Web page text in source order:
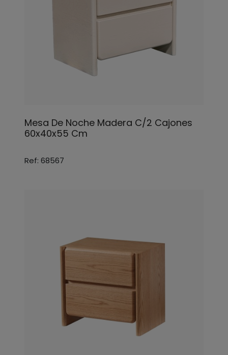
Mesa De Noche Madera C/2 Cajones
60x40x55 Cm
Ref: 68567